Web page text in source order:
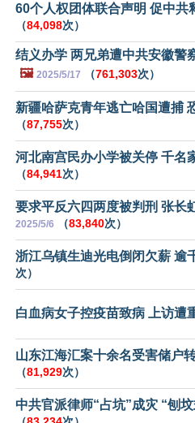
60个人权团体联合声明 促中共
（84,098次）
结义办学 两兄弟遭中共安徽警
🖼️ 2025/5/17 （761,303次）
新疆哈萨克青年逃亡哈国遭捕
（87,755次）
河北南宫民办小学被关停 千名
（84,941次）
要求平反六四两度被判刑 张长
2025/5/6 （83,840次）
浙江乌镇生迪光电倒闭欠薪 逾
次）
白血病女子控疫苗致病 上访遭
山东江海汇案十余名受害储户
（81,929次）
中共官派律师“占坑”成灾 “刨